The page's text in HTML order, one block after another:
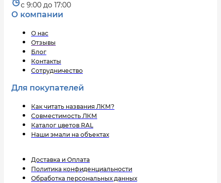
с 9:00 до 17:00
О компании
О нас
Отзывы
Блог
Контакты
Сотрудничество
Для покупателей
Как читать названия ЛКМ?
Совместимость ЛКМ
Каталог цветов RAL
Наши эмали на объектах
Доставка и Оплата
Политика конфиденциальности
Обработка персональных данных